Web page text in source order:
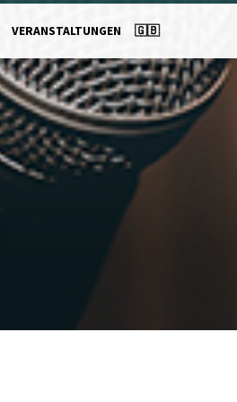
VERANSTALTUNGEN 🇬🇧